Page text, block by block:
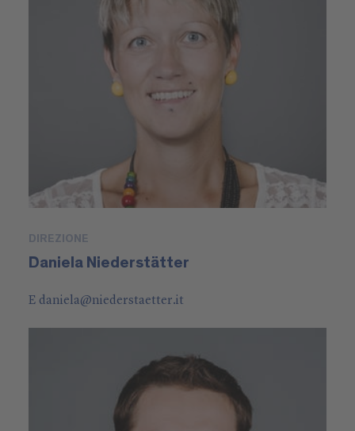
DIREZIONE
Daniela Niederstätter
E daniela@niederstaetter.it